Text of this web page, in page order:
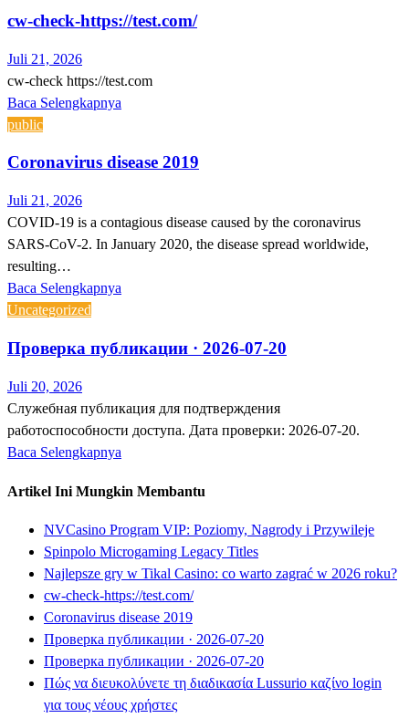
cw-check-https://test.com/
Juli 21, 2026
cw-check https://test.com
Baca Selengkapnya
public
Coronavirus disease 2019
Juli 21, 2026
COVID-19 is a contagious disease caused by the coronavirus
SARS-CoV-2. In January 2020, the disease spread worldwide,
resulting…
Baca Selengkapnya
Uncategorized
Проверка публикации · 2026-07-20
Juli 20, 2026
Служебная публикация для подтверждения
работоспособности доступа. Дата проверки: 2026-07-20.
Baca Selengkapnya
Artikel Ini Mungkin Membantu
NVCasino Program VIP: Poziomy, Nagrody i Przywileje
Spinpolo Microgaming Legacy Titles
Najlepsze gry w Tikal Casino: co warto zagrać w 2026 roku?
cw-check-https://test.com/
Coronavirus disease 2019
Проверка публикации · 2026-07-20
Проверка публикации · 2026-07-20
Πώς να διευκολύνετε τη διαδικασία Lussurio καζίνο login
για τους νέους χρήστες